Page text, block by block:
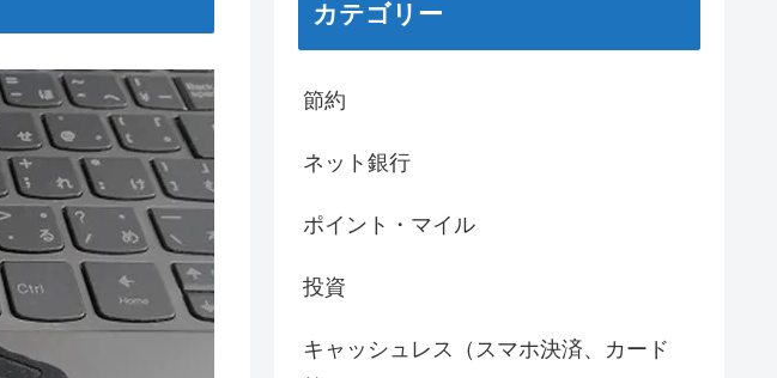
カテゴリー
節約
ネット銀行
ポイント・マイル
投資
キャッシュレス（スマホ決済、カード